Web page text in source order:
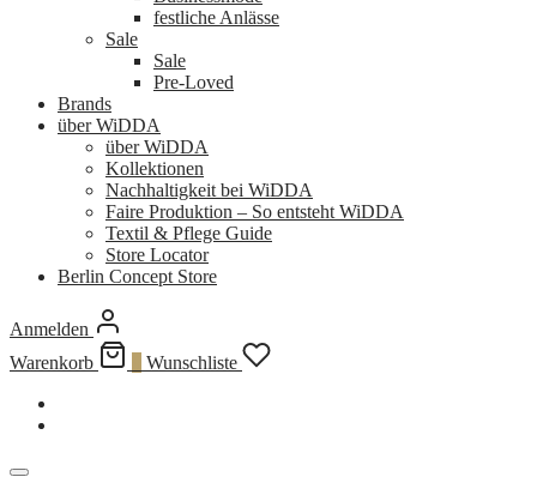
festliche Anlässe
Sale
Sale
Pre-Loved
Brands
über WiDDA
über WiDDA
Kollektionen
Nachhaltigkeit bei WiDDA
Faire Produktion – So entsteht WiDDA
Textil & Pflege Guide
Store Locator
Berlin Concept Store
Anmelden
Warenkorb
Wunschliste